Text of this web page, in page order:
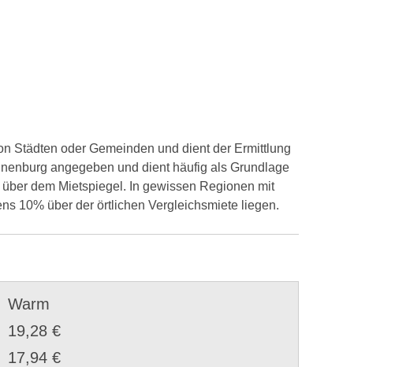
Städten oder Gemeinden und dient der Ermittlung
angegeben und dient häufig als Grundlage
dem Mietspiegel. In gewissen Regionen mit
10% über der örtlichen Vergleichsmiete liegen.
Warm
19,28 €
17,94 €